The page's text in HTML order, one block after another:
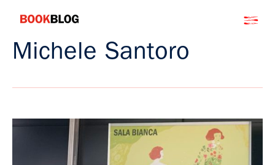
contenuto
Bookblog
Michele Santoro